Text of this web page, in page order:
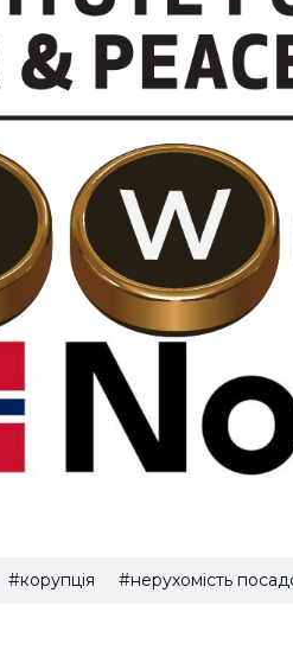
#корупція #нерухомість